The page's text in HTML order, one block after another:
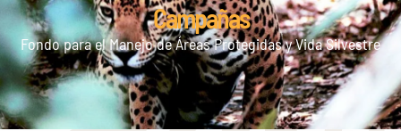
Campañas
Fondo para el Manejo de Áreas Protegidas y Vida Silvestre